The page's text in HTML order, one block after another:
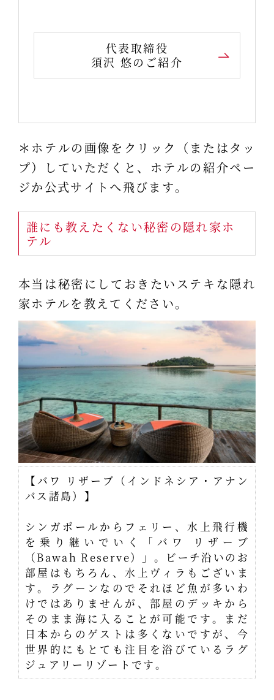
代表取締役
須沢 悠のご紹介
＊ホテルの画像をクリック（またはタッ
プ）していただくと、ホテルの紹介ペー
ジか公式サイトへ飛びます。
誰にも教えたくない秘密の隠れ家ホ
テル
本当は秘密にしておきたいステキな隠れ
家ホテルを教えてください。
【バワ リザーブ（インドネシア・アナン
バス諸島）】
シンガポールからフェリー、水上飛行機
を乗り継いでいく「バワ リザーブ
（Bawah Reserve）」。ビーチ沿いのお
部屋はもちろん、水上ヴィラもございま
す。ラグーンなのでそれほど魚が多いわ
けではありませんが、部屋のデッキから
そのまま海に入ることが可能です。まだ
日本からのゲストは多くないですが、今
世界的にもとても注目を浴びているラグ
ジュアリーリゾートです。